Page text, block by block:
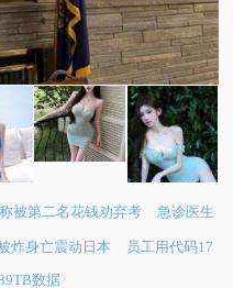
被第二名花钱劝弃考 急诊医生
炸身亡震动日本
员工用代码17
数据